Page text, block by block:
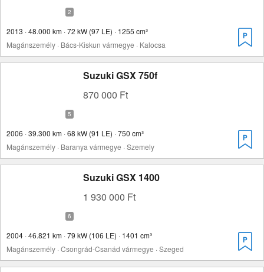
2013 · 48.000 km · 72 kW (97 LE) · 1255 cm³
Magánszemély · Bács-Kiskun vármegye · Kalocsa
Suzuki GSX 750f
870 000 Ft
2006 · 39.300 km · 68 kW (91 LE) · 750 cm³
Magánszemély · Baranya vármegye · Szemely
Suzuki GSX 1400
1 930 000 Ft
2004 · 46.821 km · 79 kW (106 LE) · 1401 cm³
Magánszemély · Csongrád-Csanád vármegye · Szeged